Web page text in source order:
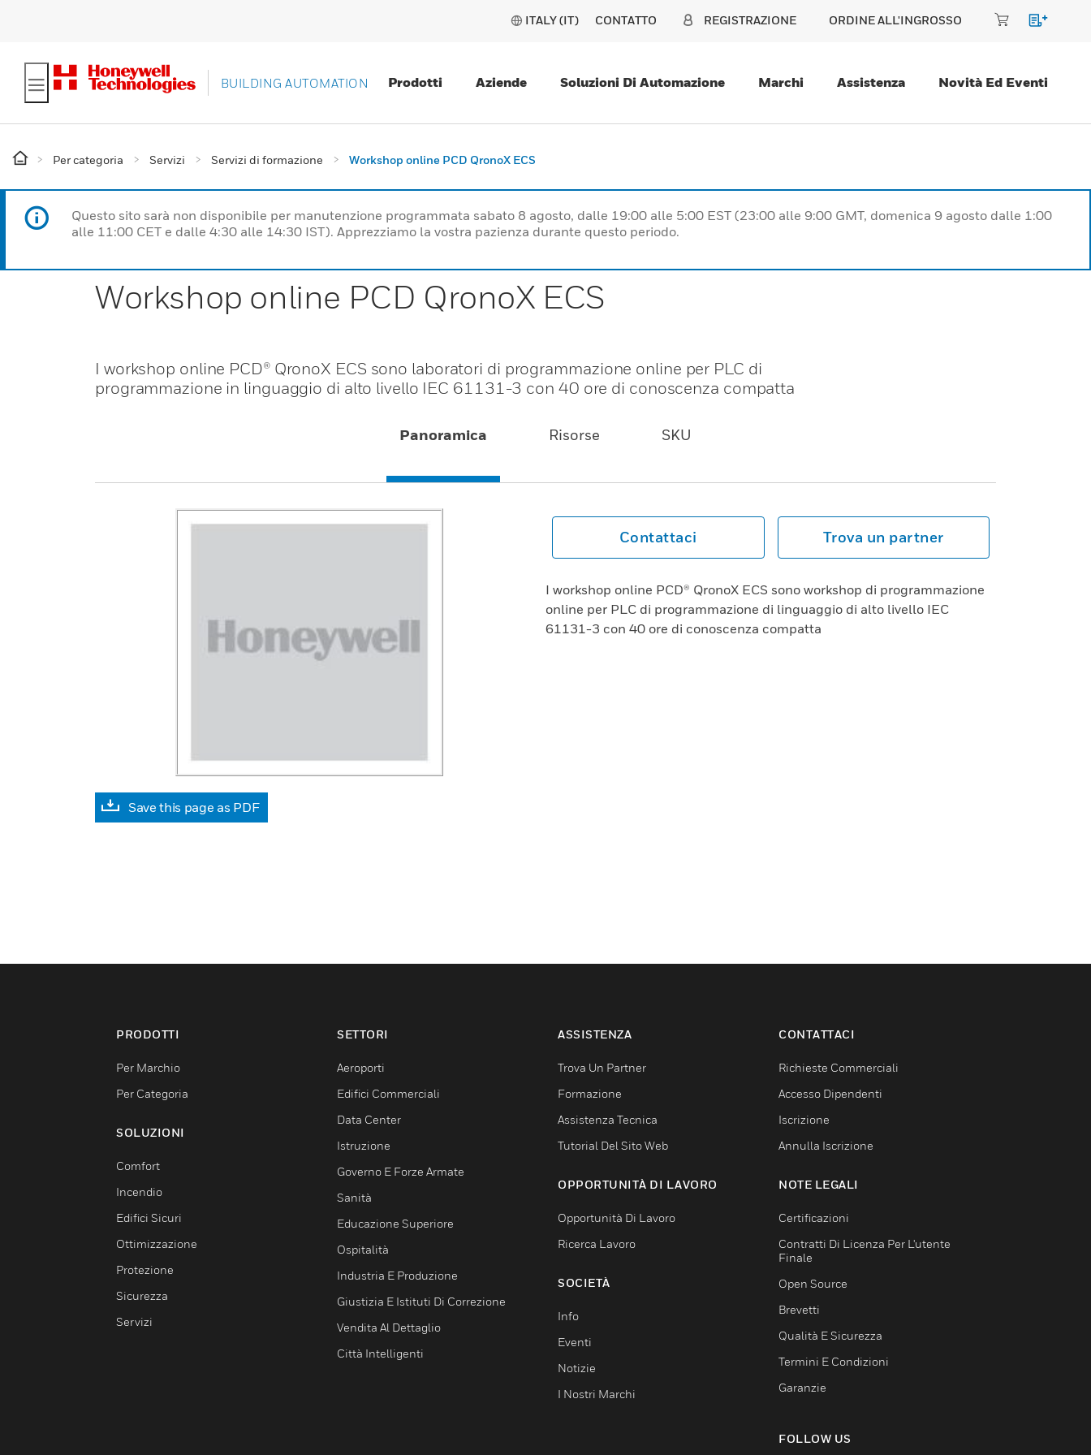
ITALY (IT) CONTATTO REGISTRAZIONE ORDINE ALL'INGROSSO
BUILDING AUTOMATION Prodotti Aziende Soluzioni Di Automazione Marchi Assistenza Novità Ed Eventi
Per categoria Servizi Servizi di formazione Workshop online PCD QronoX ECS
Questo sito sarà non disponibile per manutenzione programmata sabato 8 agosto, dalle 19:00 alle 5:00 EST (23:00 alle 9:00 GMT, domenica 9 agosto dalle 1:00
alle 11:00 CET e dalle 4:30 alle 14:30 IST). Apprezziamo la vostra pazienza durante questo periodo.
Workshop online PCD QronoX ECS
I workshop online PCD® QronoX ECS sono laboratori di programmazione online per PLC di
programmazione in linguaggio di alto livello IEC 61131-3 con 40 ore di conoscenza compatta
Panoramica Risorse SKU
Save this page as PDF
Contattaci Trova un partner
I workshop online PCD® QronoX ECS sono workshop di programmazione
online per PLC di programmazione di linguaggio di alto livello IEC
61131-3 con 40 ore di conoscenza compatta
PRODOTTI
Per Marchio
Per Categoria
SOLUZIONI
Comfort
Incendio
Edifici Sicuri
Ottimizzazione
Protezione
Sicurezza
Servizi
SETTORI
Aeroporti
Edifici Commerciali
Data Center
Istruzione
Governo E Forze Armate
Sanità
Educazione Superiore
Ospitalità
Industria E Produzione
Giustizia E Istituti Di Correzione
Vendita Al Dettaglio
Città Intelligenti
ASSISTENZA
Trova Un Partner
Formazione
Assistenza Tecnica
Tutorial Del Sito Web
OPPORTUNITÀ DI LAVORO
Opportunità Di Lavoro
Ricerca Lavoro
SOCIETÀ
Info
Eventi
Notizie
I Nostri Marchi
CONTATTACI
Richieste Commerciali
Accesso Dipendenti
Iscrizione
Annulla Iscrizione
NOTE LEGALI
Certificazioni
Contratti Di Licenza Per L'utente
Finale
Open Source
Brevetti
Qualità E Sicurezza
Termini E Condizioni
Garanzie
FOLLOW US